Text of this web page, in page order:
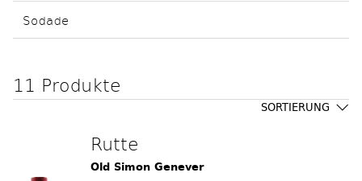
Sodade
11 Produkte
SORTIERUNG
Rutte
Old Simon Genever